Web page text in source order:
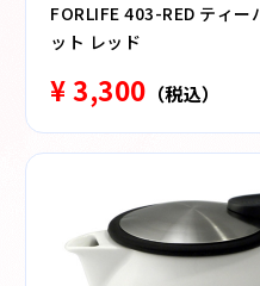
FORLIFE 403-RED ティー
ット レッド
¥ 3,300 （税込）